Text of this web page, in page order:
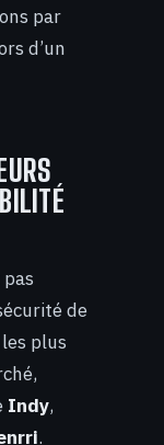
par
d’un
de
plus
Indy,
.